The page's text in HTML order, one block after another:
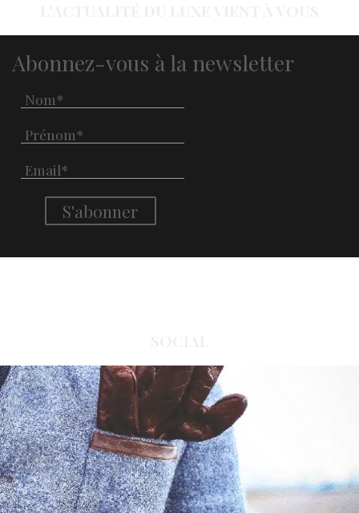
Abonnez-vous à la newsletter